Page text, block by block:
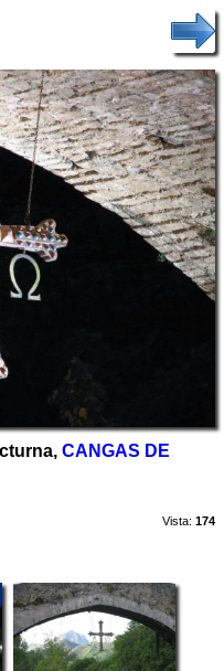
CANGAS DE
Vista: 174